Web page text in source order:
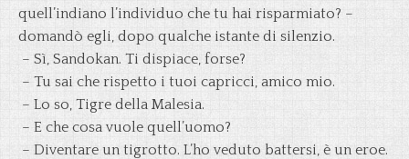
quell’indiano l’individuo che tu hai risparmiato? –
domandò egli, dopo qualche istante di silenzio.
– Sì, Sandokan. Ti dispiace, forse?
– Tu sai che rispetto i tuoi capricci, amico mio.
– Lo so, Tigre della Malesia.
– E che cosa vuole quell’uomo?
– Diventare un tigrotto. L’ho veduto battersi, è un eroe.